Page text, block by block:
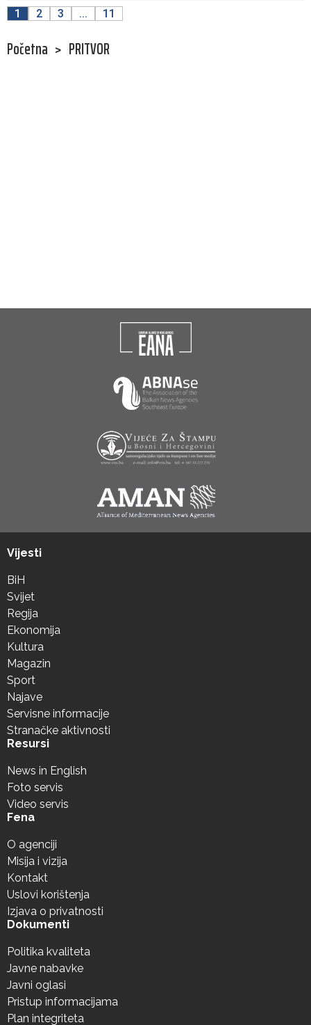
1 2 3 ... 11
Početna > PRITVOR
Vijesti
BiH
Svijet
Regija
Ekonomija
Kultura
Magazin
Sport
Najave
Servisne informacije
Stranačke aktivnosti
Resursi
News in English
Foto servis
Video servis
Fena
O agenciji
Misija i vizija
Kontakt
Uslovi korištenja
Izjava o privatnosti
Dokumenti
Politika kvaliteta
Javne nabavke
Javni oglasi
Pristup informacijama
Plan integriteta